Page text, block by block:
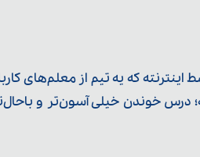
که یه تیم از معلم‌‌های
درس خوندن خیلی آسون‌تر و